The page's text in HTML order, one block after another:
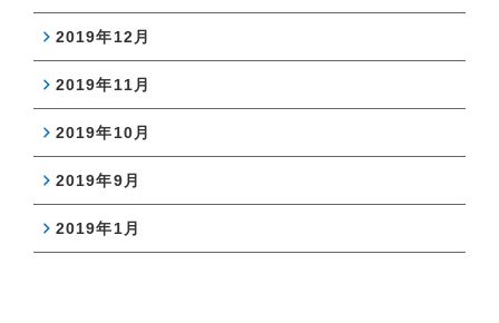
2019年12月
2019年11月
2019年10月
2019年9月
2019年1月